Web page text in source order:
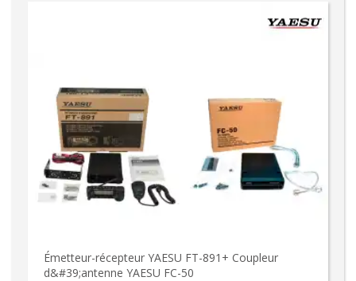
Émetteur-récepteur YAESU FT-891+ Coupleur
d&#39;antenne YAESU FC-50